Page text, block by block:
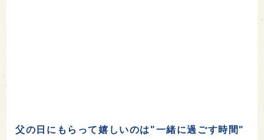
父の日にもらって嬉しいのは"一緒に過ごす時間"